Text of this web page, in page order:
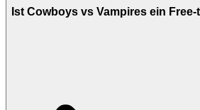
Ist Cowboys vs Vampires ein